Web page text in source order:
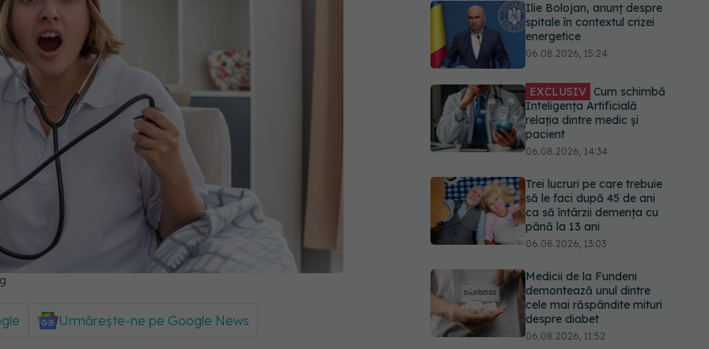
Urmărește-ne pe Google News
Ilie Bolojan, anunț despre
spitale în contextul crizei
energetice
06.08.2026, 15:24
EXCLUSIV Cum schimbă
Inteligența Artificială
relația dintre medic și
pacient
06.08.2026, 14:34
Trei lucruri pe care trebuie
să le faci după 45 de ani
ca să întârzii demența cu
până la 13 ani
06.08.2026, 13:03
Medicii de la Fundeni
demontează unul dintre
cele mai răspândite mituri
despre diabet
06.08.2026, 11:52